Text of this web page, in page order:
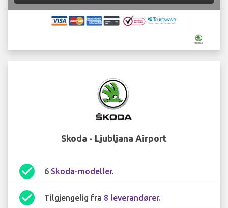
Skoda - Ljubljana Airport
check_circle 6 Skoda-modeller.
check_circle Tilgjengelig fra 8 leverandører.